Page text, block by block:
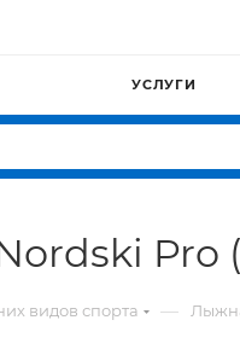
УСЛУГИ
Pro
видов спорта —